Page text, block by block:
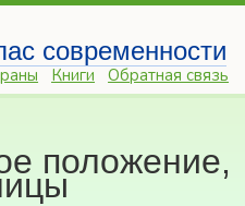
современности
Книги Обратная связь
положение,